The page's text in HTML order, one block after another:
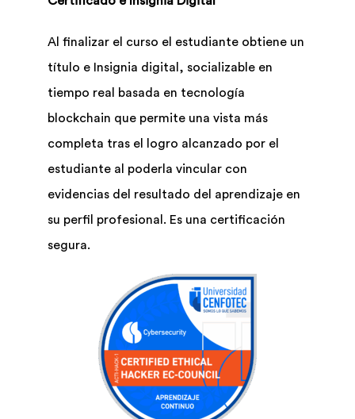
Al finalizar el curso el estudiante obtiene un
título e Insignia digital, socializable en
tiempo real basada en tecnología
blockchain que permite una vista más
completa tras el logro alcanzado por el
estudiante al poderla vincular con
evidencias del resultado del aprendizaje en
su perfil profesional. Es una certificación
segura.